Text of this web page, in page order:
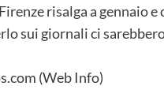
risalga a gennaio e
sui giornali ci
(Web Info)